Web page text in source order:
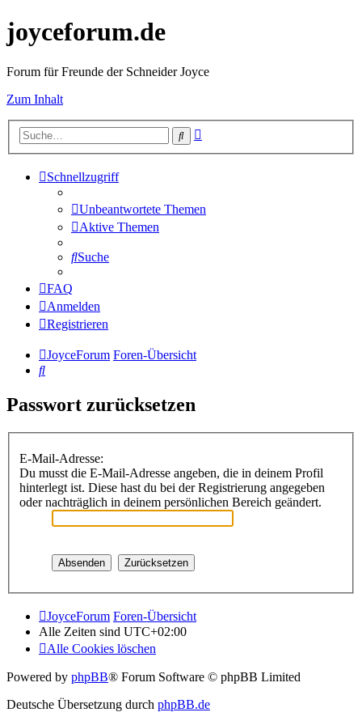
joyceforum.de
Forum für Freunde der Schneider Joyce
Zum Inhalt
Suche
Schnellzugriff
Unbeantwortete Themen
Aktive Themen
Suche
FAQ
Anmelden
Registrieren
JoyceForum Foren-Übersicht
Suche
Passwort zurücksetzen
E-Mail-Adresse:
Du musst die E-Mail-Adresse angeben, die in deinem Profil
hinterlegt ist. Diese hast du bei der Registrierung angegeben
oder nachträglich in deinem persönlichen Bereich geändert.
JoyceForum Foren-Übersicht
Alle Zeiten sind UTC+02:00
Alle Cookies löschen
Powered by phpBB® Forum Software © phpBB Limited
Deutsche Übersetzung durch phpBB.de